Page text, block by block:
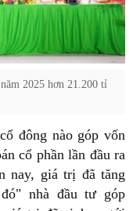
2025 hơn 21.200 tỉ
đông nào góp vốn
cổ phần lần đầu ra
nay, giá trị đã tăng
nhà đầu tư góp